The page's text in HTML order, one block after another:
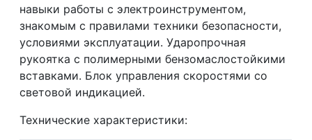
навыки работы с электроинструментом,
знакомым с правилами техники безопасности,
условиями эксплуатации. Ударопрочная
рукоятка с полимерными бензомаслостойкими
вставками. Блок управления скоростями со
световой индикацией.
Технические характеристики: